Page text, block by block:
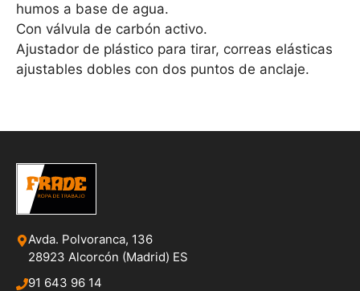
humos a base de agua.
Con válvula de carbón activo.
Ajustador de plástico para tirar, correas elásticas
ajustables dobles con dos puntos de anclaje.
Avda. Polvoranca, 136
28923 Alcorcón (Madrid) ES
91 643 96 14